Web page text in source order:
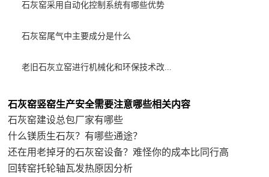
石灰窑采用自动化控制系统有哪些优势
石灰窑尾气中主要成分是什么
老旧石灰立窑进行机械化和环保技术改...
石灰窑竖窑生产安全需要注意哪些相关内容
石灰窑建设总包厂家有哪些
什么镁质生石灰？有哪些通途？
还在用老掉牙的石灰窑设备？难怪你的成本比同行高
回转窑托轮轴瓦发热原因分析